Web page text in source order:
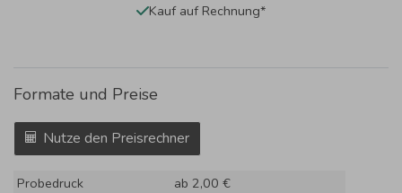
Kauf auf Rechnung*
Formate und Preise
Nutze den Preisrechner
Probedruck
ab 2,00 €